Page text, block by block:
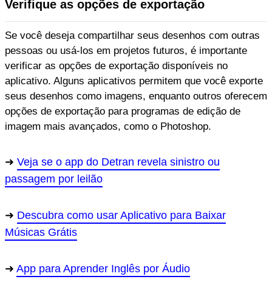
Verifique as opções de exportação
Se você deseja compartilhar seus desenhos com outras
pessoas ou usá-los em projetos futuros, é importante
verificar as opções de exportação disponíveis no
aplicativo. Alguns aplicativos permitem que você exporte
seus desenhos como imagens, enquanto outros oferecem
opções de exportação para programas de edição de
imagem mais avançados, como o Photoshop.
Veja se o app do Detran revela sinistro ou
passagem por leilão
Descubra como usar Aplicativo para Baixar
Músicas Grátis
App para Aprender Inglês por Áudio